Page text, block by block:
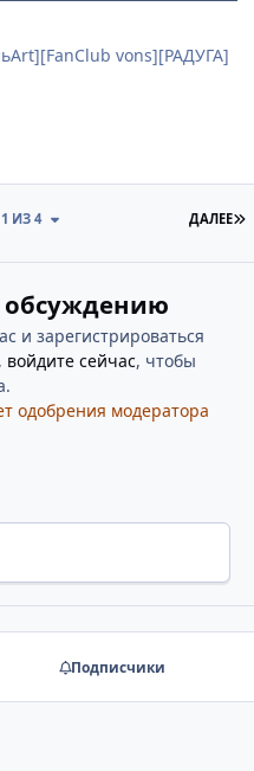
vons][РАДУГА]
ДАЛЕЕ
ИЗ 4
обсуждению
и зарегистрироваться
войдите сейчас, чтобы
одобрения модератора
Подписчики